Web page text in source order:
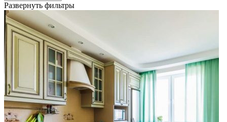
Развернуть фильтры